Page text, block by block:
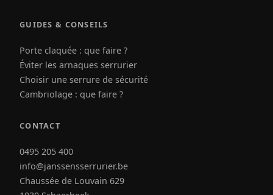
GUIDES & CONSEILS
Porte claquée : que faire ?
Éviter les arnaques serrurier
Choisir une serrure de sécurité
Cambriolage : que faire ?
CONTACT
0495 205 400
info@janssensserrurier.be
Chaussée de Louvain 629